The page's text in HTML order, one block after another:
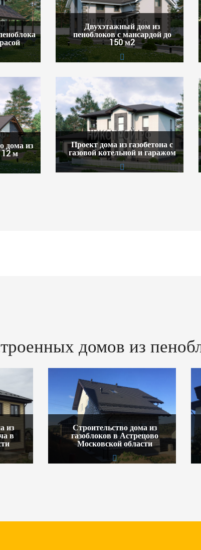
Двухэтажный дом из
пеноблоков с мансардой до
150 м2
дома из
12 м
Проект дома из газобетона с
газовой котельной и гаражом
домов из
из
в
Строительство дома из
газоблоков в Астрецово
Московской области